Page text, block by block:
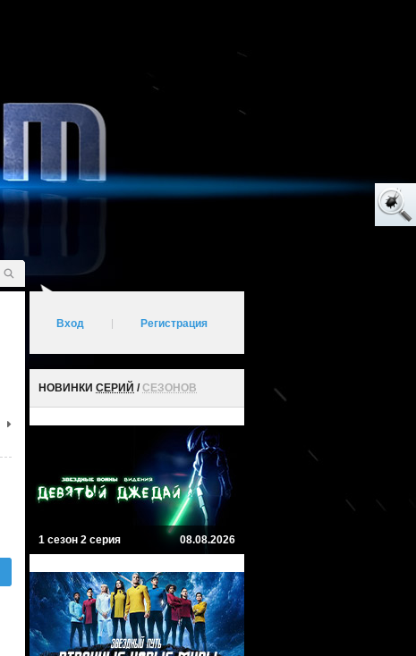
Вход Регистрация
НОВИНКИ СЕРИЙ /СЕЗОНОВ
1 сезон 2 серия 08.08.2026